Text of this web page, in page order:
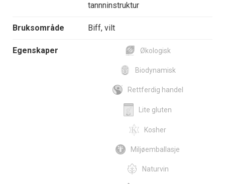
tannninstruktur
Bruksområde Biff, vilt
Egenskaper Økologisk
Biodynamisk
Rettferdig handel
Lite gluten
Kosher
Miljøemballasje
Naturvin